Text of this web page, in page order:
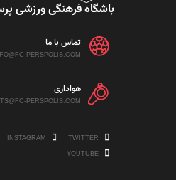
باشگاه فرهنگی ورزشی
تماس با ما
PERSPOLIS.COM
هواداری
PERSPOLIS.COM